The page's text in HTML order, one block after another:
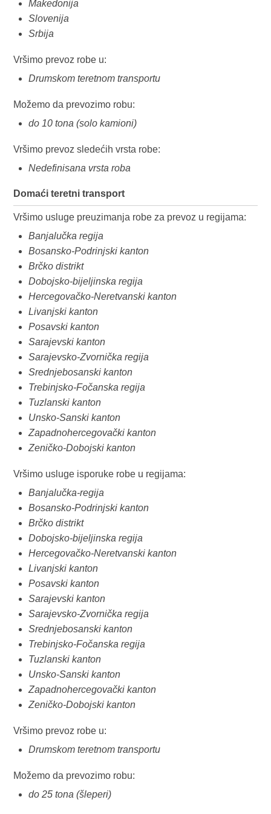
Makedonija
Slovenija
Srbija
Vršimo prevoz robe u:
Drumskom teretnom transportu
Možemo da prevozimo robu:
do 10 tona (solo kamioni)
Vršimo prevoz sledećih vrsta robe:
Nedefinisana vrsta roba
Domaći teretni transport
Vršimo usluge preuzimanja robe za prevoz u regijama:
Banjalučka regija
Bosansko-Podrinjski kanton
Brčko distrikt
Dobojsko-bijeljinska regija
Hercegovačko-Neretvanski kanton
Livanjski kanton
Posavski kanton
Sarajevski kanton
Sarajevsko-Zvornička regija
Srednjebosanski kanton
Trebinjsko-Fočanska regija
Tuzlanski kanton
Unsko-Sanski kanton
Zapadnohercegovački kanton
Zeničko-Dobojski kanton
Vršimo usluge isporuke robe u regijama:
Banjalučka-regija
Bosansko-Podrinjski kanton
Brčko distrikt
Dobojsko-bijeljinska regija
Hercegovačko-Neretvanski kanton
Livanjski kanton
Posavski kanton
Sarajevski kanton
Sarajevsko-Zvornička regija
Srednjebosanski kanton
Trebinjsko-Fočanska regija
Tuzlanski kanton
Unsko-Sanski kanton
Zapadnohercegovački kanton
Zeničko-Dobojski kanton
Vršimo prevoz robe u:
Drumskom teretnom transportu
Možemo da prevozimo robu:
do 25 tona (šleperi)